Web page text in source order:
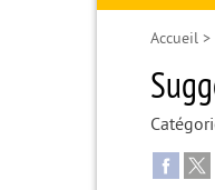
Accueil >